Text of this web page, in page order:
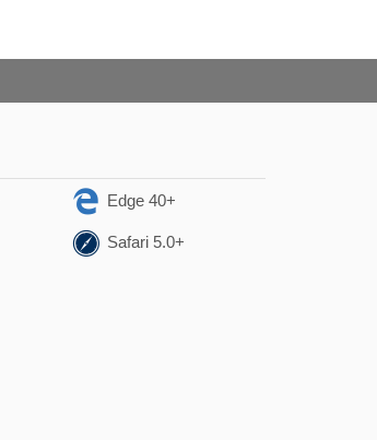
Edge 40+
Safari 5.0+